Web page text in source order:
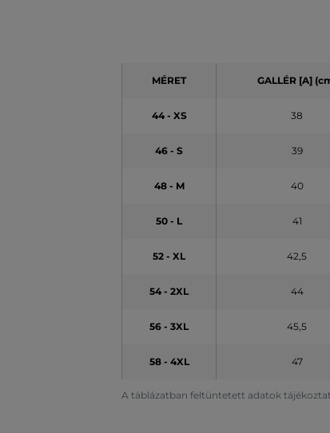
A táblázatban feltüntetett adatok
MÉRET GALLÉR [A]
44 - XS 38
46 - S 39
48 - M 40
50 - L 41
52 - XL 42,5
54 - 2XL 44
56 - 3XL 45,5
58 - 4XL 47